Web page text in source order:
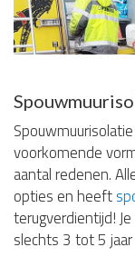
voorkomende
aantal redenen.
opties en heeft
terugverdientijd!
slechts 3 tot 5